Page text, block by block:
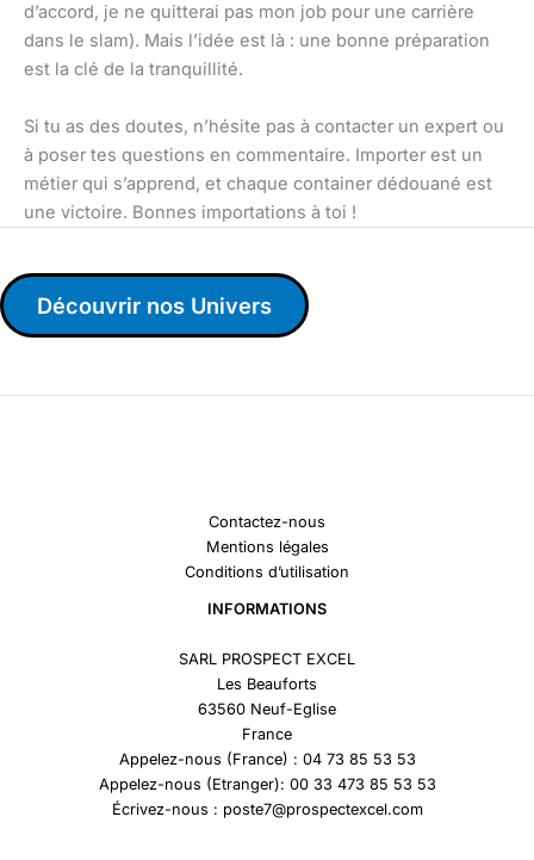
d’accord, je ne quitterai pas mon job pour une carrière
dans le slam). Mais l’idée est là : une bonne préparation
est la clé de la tranquillité.
Si tu as des doutes, n’hésite pas à contacter un expert ou
à poser tes questions en commentaire. Importer est un
métier qui s’apprend, et chaque container dédouané est
une victoire. Bonnes importations à toi !
Découvrir nos Univers
Contactez-nous
Mentions légales
Conditions d’utilisation
INFORMATIONS
SARL PROSPECT EXCEL
Les Beauforts
63560 Neuf-Eglise
France
Appelez-nous (France) : 04 73 85 53 53
Appelez-nous (Etranger): 00 33 473 85 53 53
Écrivez-nous : poste7@prospectexcel.com